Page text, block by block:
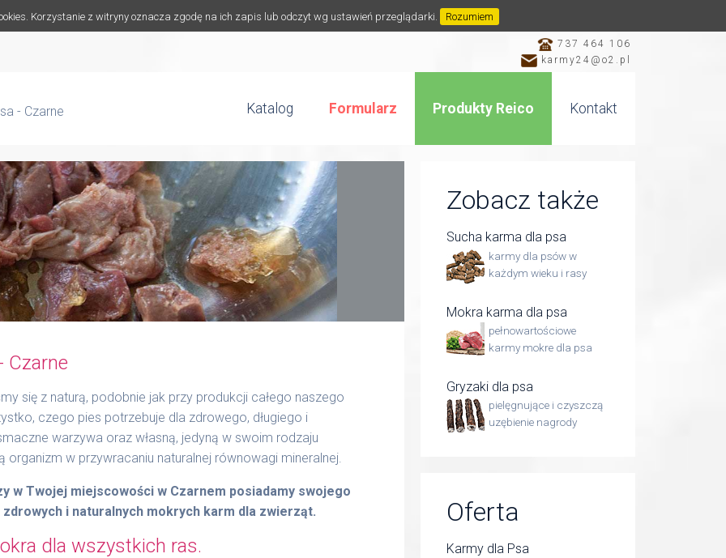
Korzystanie z witryny oznacza zgodę na ich zapis lub odczyt wg ustawień przeglądarki. Rozumiem
737 464 106
karmy24@o2.pl
- Czarne Katalog Formularz Produkty Reico Kontakt
Czarne
się z naturą, podobnie jak przy produkcji całego naszego
czego pies potrzebuje dla zdrowego, długiego i
warzywa oraz własną, jedyną w swoim rodzaju
w przywracaniu naturalnej równowagi mineralnej.
w Twojej miejscowości w Czarnem posiadamy swojego
i naturalnych mokrych karm dla zwierząt.
dla wszystkich ras.
Zobacz także
Sucha karma dla psa
karmy dla psów w
każdym wieku i rasy
Mokra karma dla psa
pełnowartościowe
karmy mokre dla psa
Gryzaki dla psa
pielęgnujące i czyszczą
uzębienie nagrody
Oferta
Karmy dla Psa